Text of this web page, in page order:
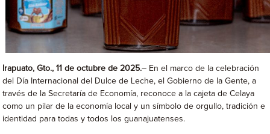
Irapuato, Gto., 11 de octubre de 2025.– En el marco de la celebración
del Día Internacional del Dulce de Leche, el Gobierno de la Gente, a
través de la Secretaría de Economía, reconoce a la cajeta de Celaya
como un pilar de la economía local y un símbolo de orgullo, tradición e
identidad para todas y todos los guanajuatenses.